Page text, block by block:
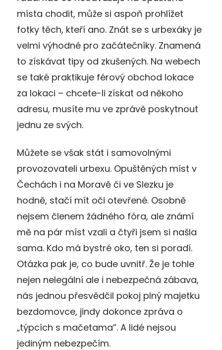
místa chodit, může si aspoň prohlížet
fotky těch, kteří ano. Znát se s urbexáky je
velmi výhodné pro začátečníky. Znamená
to získávat tipy od zkušených. Na webech
se také praktikuje férový obchod lokace
za lokaci – chcete-li získat od někoho
adresu, musíte mu ve zprávě poskytnout
jednu ze svých.
Můžete se však stát i samovolnými
provozovateli urbexu. Opuštěných míst v
Čechách i na Moravě či ve Slezku je
hodně, stačí mít oči otevřené. Osobně
nejsem členem žádného fóra, ale známí
mě na pár míst vzali a čtyři jsem si našla
sama. Kdo má bystré oko, ten si poradí.
Otázka pak je, co bude uvnitř. Že je tohle
nejen nelegální ale i nebezpečná zábava,
nás jednou přesvědčil pokoj plný majetku
bezdomovce, jindy dokonce zpráva o
„týpcích s mačetama”. A lidé nejsou
jediným nebezpečím.